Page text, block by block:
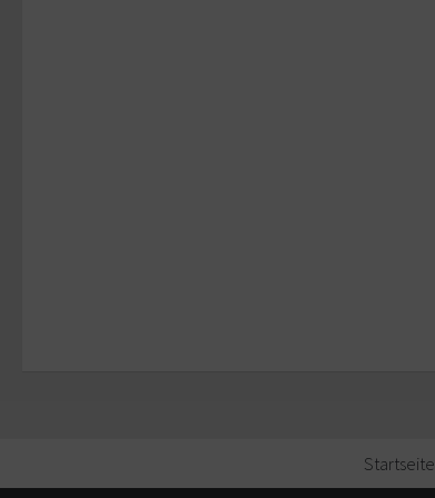
Startseite